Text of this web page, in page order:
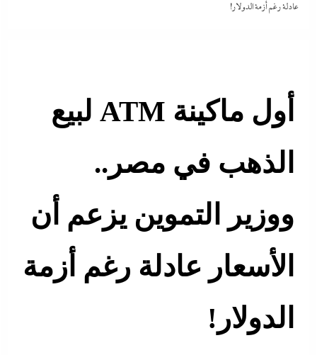
عادلة رغم أزمة الدولار!
أول ماكينة ATM لبيع
الذهب في مصر..
ووزير التموين يزعم أن
الأسعار عادلة رغم أزمة
الدولار!